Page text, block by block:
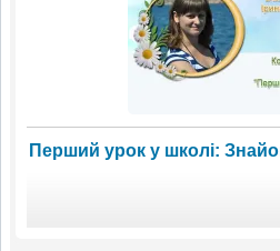
Перший урок у школі: